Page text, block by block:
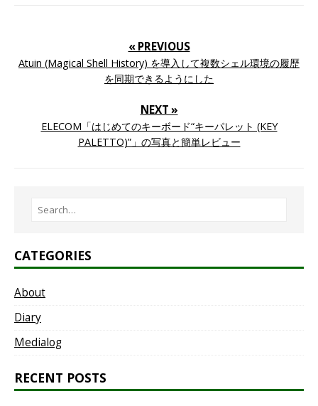
« PREVIOUS
Atuin (Magical Shell History) を導入して複数シェル環境の履歴
を同期できるようにした
NEXT »
ELECOM「はじめてのキーボード“キーパレット (KEY
PALETTO)”」の写真と簡単レビュー
CATEGORIES
About
Diary
Medialog
RECENT POSTS